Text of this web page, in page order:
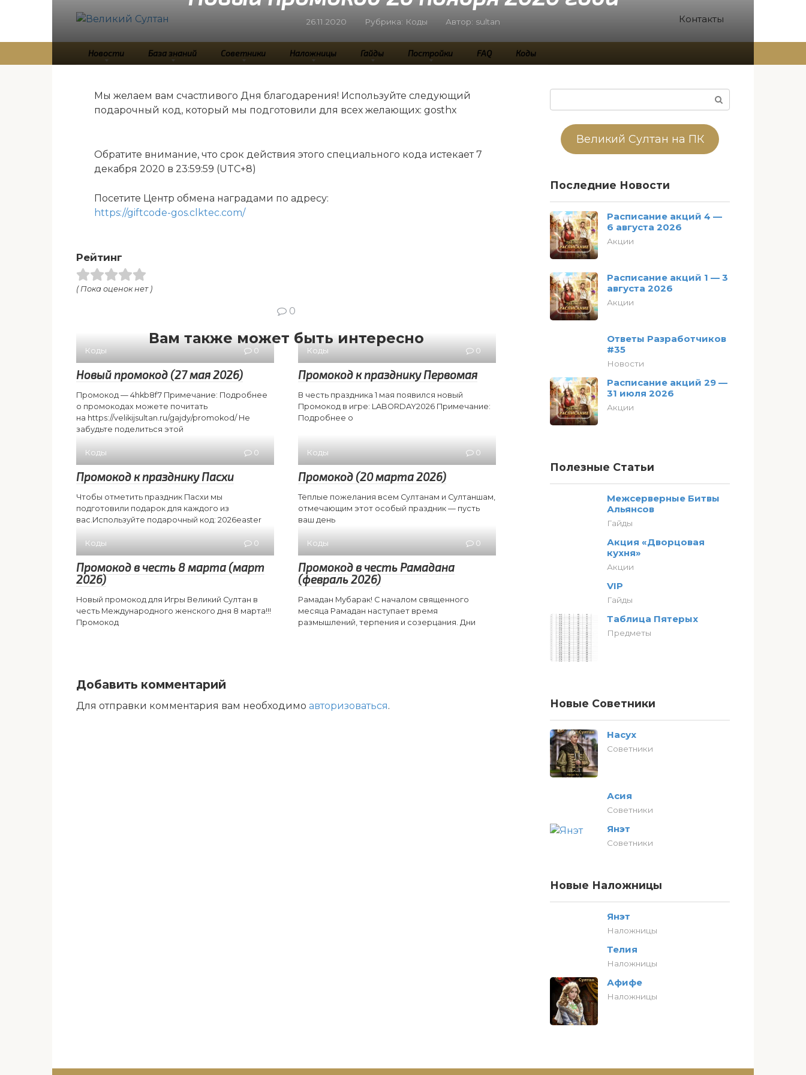
Контакты
Новости База знаний Советники Наложницы Гайды Постройки FAQ Коды
26.11.2020 Рубрика: Коды Автор: sultan
Мы желаем вам счастливого Дня благодарения! Используйте следующий
подарочный код, который мы подготовили для всех желающих: gosthx
Обратите внимание, что срок действия этого специального кода истекает 7
декабря 2020 в 23:59:59 (UTC+8)
Посетите Центр обмена наградами по адресу:
https://giftcode-gos.clktec.com/
Рейтинг
( Пока оценок нет )
0
Вам также может быть интересно
Коды 0
Новый промокод (27 мая 2026)
Промокод — 4hkb8f7 Примечание: Подробнее
о промокодах можете почитать
на https://velikijsultan.ru/gajdy/promokod/ Не
забудьте поделиться этой
Коды 0
Промокод к празднику Первомая
В честь праздника 1 мая появился новый
Промокод в игре: LABORDAY2026 Примечание:
Подробнее о
Коды 0
Промокод к празднику Пасхи
Чтобы отметить праздник Пасхи мы
подготовили подарок для каждого из
вас.Используйте подарочный код: 2026easter
Коды 0
Промокод (20 марта 2026)
Тёплые пожелания всем Султанам и Султаншам,
отмечающим этот особый праздник — пусть
ваш день
Коды 0
Промокод в честь 8 марта (март
2026)
Новый промокод для Игры Великий Султан в
честь Международного женского дня 8 марта!!!
Промокод
Коды 0
Промокод в честь Рамадана
(февраль 2026)
Рамадан Мубарак! С началом священного
месяца Рамадан наступает время
размышлений, терпения и созерцания. Дни
Добавить комментарий
Для отправки комментария вам необходимо авторизоваться.
Великий Султан на ПК
Последние Новости
Расписание акций 4 —
6 августа 2026
Акции
Расписание акций 1 — 3
августа 2026
Акции
Ответы Разработчиков
#35
Новости
Расписание акций 29 —
31 июля 2026
Акции
Полезные Статьи
Межсерверные Битвы
Альянсов
Гайды
Акция «Дворцовая
кухня»
Акции
VIP
Гайды
Таблица Пятерых
Предметы
Новые Советники
Насух
Советники
Асия
Советники
Янэт
Советники
Новые Наложницы
Янэт
Наложницы
Телия
Наложницы
Афифе
Наложницы